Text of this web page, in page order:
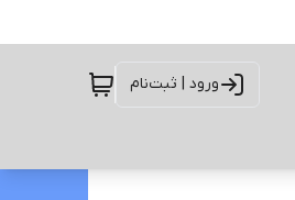
ورود | ثبت‌نام